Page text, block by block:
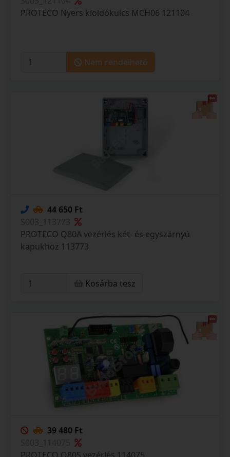
PROTECO Nyers kioldókulcs MCH06 121104
Nem rendelhető
44 650 Ft
PROTECO Q80A vezérlés két- és egyszárnyú
kapukhoz 113773
Kosárba tesz
39 480 Ft